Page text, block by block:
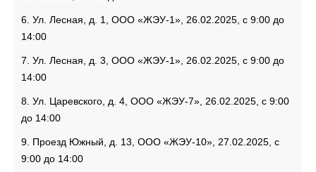
6. Ул. Лесная, д. 1, ООО «ЖЭУ-1», 26.02.2025, с 9:00 до
14:00
7. Ул. Лесная, д. 3, ООО «ЖЭУ-1», 26.02.2025, с 9:00 до
14:00
8. Ул. Царевского, д. 4, ООО «ЖЭУ-7», 26.02.2025, с 9:00
до 14:00
9. Проезд Южный, д. 13, ООО «ЖЭУ-10», 27.02.2025, с
9:00 до 14:00